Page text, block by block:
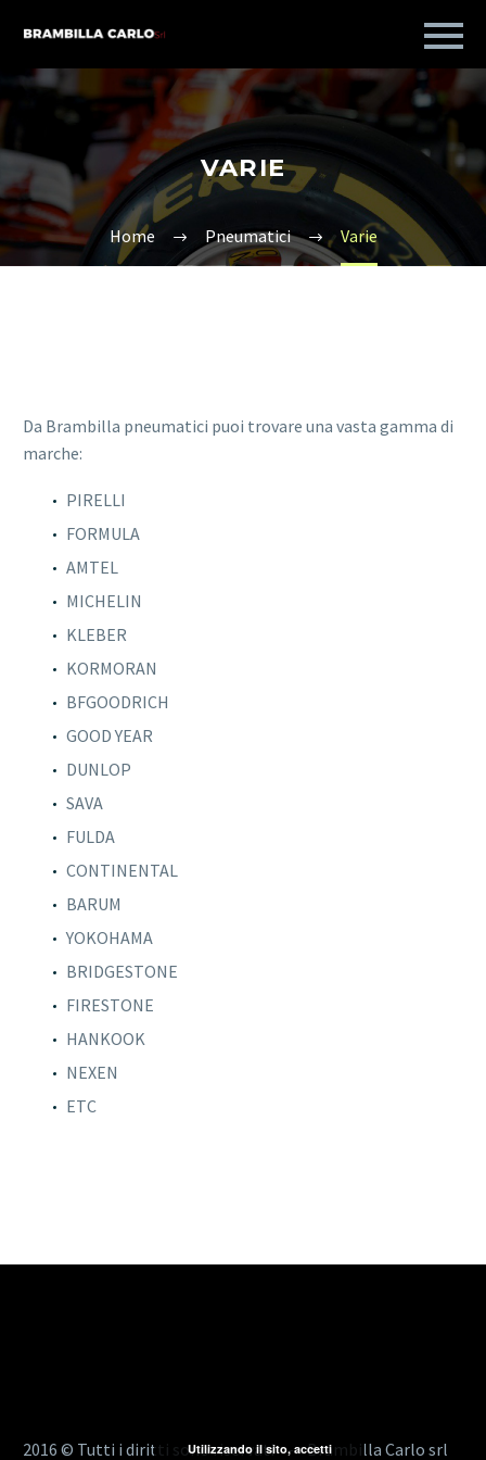
VARIE
Home Pneumatici Varie
Da Brambilla pneumatici puoi trovare una vasta gamma di
marche:
PIRELLI
FORMULA
AMTEL
MICHELIN
KLEBER
KORMORAN
BFGOODRICH
GOOD YEAR
DUNLOP
SAVA
FULDA
CONTINENTAL
BARUM
YOKOHAMA
BRIDGESTONE
FIRESTONE
HANKOOK
NEXEN
ETC
2016 © Tutti i diritti sono riservati - Brambilla Carlo srl
Utilizzando il sito, accetti